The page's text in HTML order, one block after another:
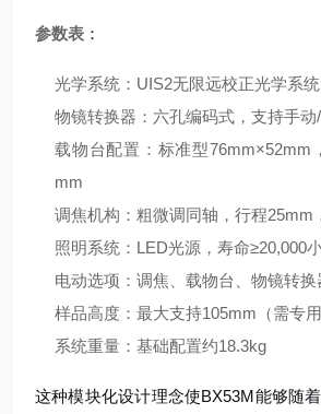
参数表 ：
光学系统：UIS2无限远校正光学系统
物镜转换器：六孔编码式，支持手动
载物台配置：标准型76mm×52mm
mm
调焦机构：粗微调同轴，行程25mm
照明系统：LED光源，寿命≥20,000
电动选项：调焦、载物台、物镜转换
样品高度：最大支持105mm（需专用
系统重量：基础配置约18.3kg
这种模块化设计理念使BX53M能够随